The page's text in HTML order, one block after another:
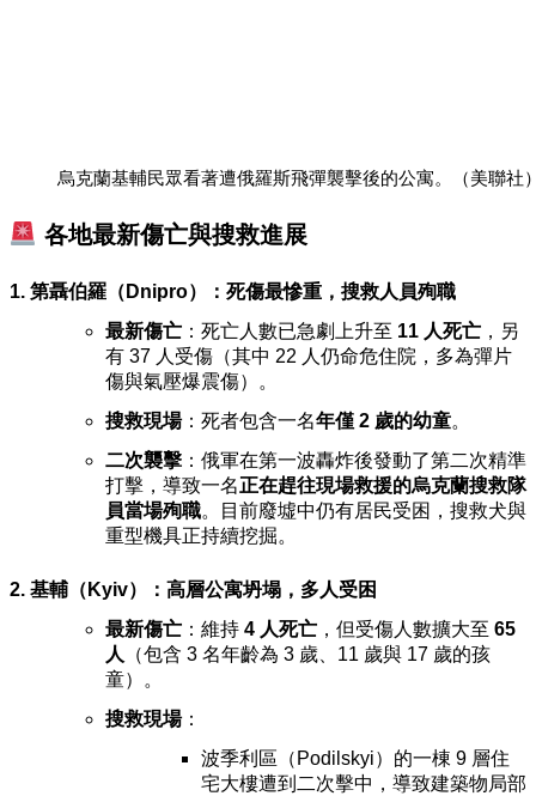
烏克蘭基輔民眾看著遭俄羅斯飛彈襲擊後的公寓。（美聯社
各地最新傷亡與搜救進展
1. 第聶伯羅（Dnipro）：死傷最慘重，搜救人員殉職
最新傷亡 ：死亡人數已急劇上升至 11 人死亡 ，另
有 37 人受傷（其中 22 人仍命危住院，多為彈片
傷與氣壓爆震傷）。
搜救現場：死者包含一名年僅 2 歲的幼童。
二次襲擊 ：俄軍在第一波轟炸後發動了第二次精準
打擊，導致一名正在趕往現場救援的烏克蘭搜救隊
員當場殉職。目前廢墟中仍有居民受困，搜救犬與
重型機具正持續挖掘。
2. 基輔（Kyiv）：高層公寓坍塌，多人受困
最新傷亡 ：維持 4 人死亡 ，但受傷人數擴大至 65
人
（包含 3 名年齡為 3 歲、11 歲與 17 歲的孩
童）。
搜救現場：
波季利區（Podilskyi）的一棟 9 層住
宅大樓遭到二次擊中，導致建築物局部